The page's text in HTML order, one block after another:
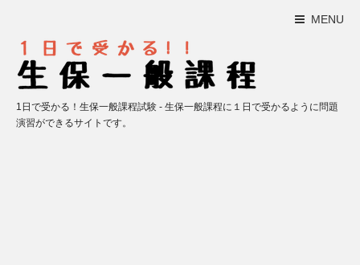
MENU
1日で受かる！生保一般課程試験 - 生保一般課程に１日で受かるように問題
演習ができるサイトです。